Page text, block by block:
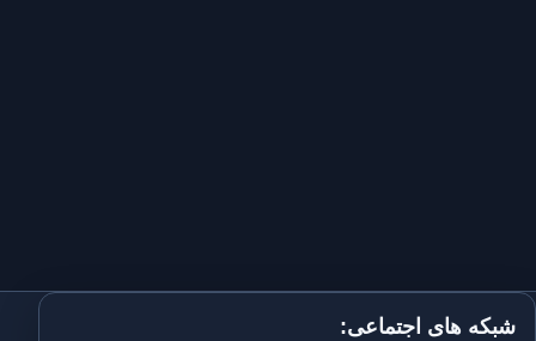
شبکه های اجتماعی: